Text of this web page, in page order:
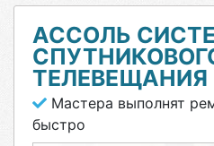
АССОЛЬ
ТЕЛЕВЕЩАНИЯ
Мастера выполнят
быстро